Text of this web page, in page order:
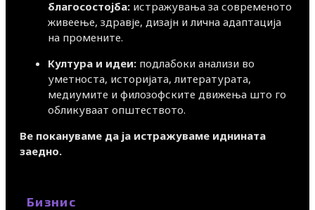
благосостојба: истражувања за современото
живеење, здравје, дизајн и лична адаптација
на промените.
Култура и идеи: подлабоки анализи во
уметноста, историјата, литературата,
медиумите и филозофските движења што го
обликуваат општеството.
Ве покануваме да ја истражуваме иднината
заедно.
Бизнис